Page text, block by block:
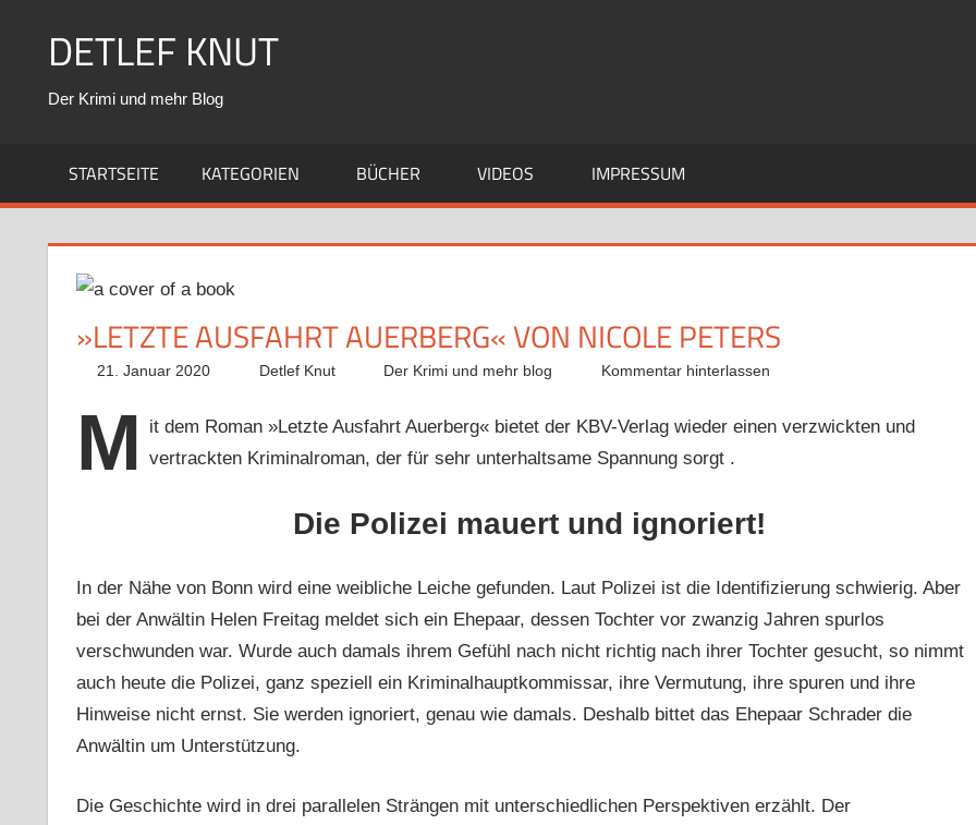
DETLEF KNUT
Der Krimi und mehr Blog
STARTSEITE KATEGORIEN BÜCHER VIDEOS IMPRESSUM
»LETZTE AUSFAHRT AUERBERG« VON NICOLE PETERS
21. Januar 2020 Detlef Knut Der Krimi und mehr blog Kommentar hinterlassen
M
it dem Roman »Letzte Ausfahrt Auerberg« bietet der KBV-Verlag wieder einen verzwickten und
vertrackten Kriminalroman, der für sehr unterhaltsame Spannung sorgt .
Die Polizei mauert und ignoriert!
In der Nähe von Bonn wird eine weibliche Leiche gefunden. Laut Polizei ist die Identifizierung schwierig. Aber
bei der Anwältin Helen Freitag meldet sich ein Ehepaar, dessen Tochter vor zwanzig Jahren spurlos
verschwunden war. Wurde auch damals ihrem Gefühl nach nicht richtig nach ihrer Tochter gesucht, so nimmt
auch heute die Polizei, ganz speziell ein Kriminalhauptkommissar, ihre Vermutung, ihre spuren und ihre
Hinweise nicht ernst. Sie werden ignoriert, genau wie damals. Deshalb bittet das Ehepaar Schrader die
Anwältin um Unterstützung.
Die Geschichte wird in drei parallelen Strängen mit unterschiedlichen Perspektiven erzählt. Der